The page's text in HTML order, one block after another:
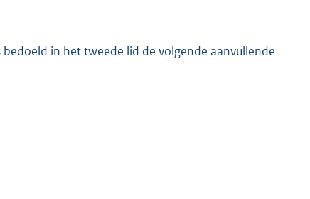
in het tweede lid de volgende aanvullende